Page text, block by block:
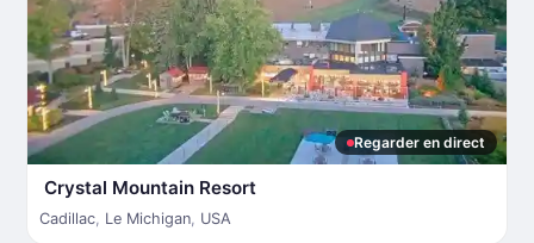
Regarder en direct
Crystal Mountain Resort
Cadillac, Le Michigan, USA